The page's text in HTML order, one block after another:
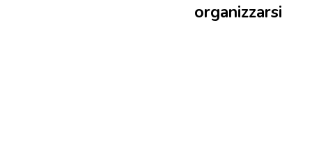
organizzarsi